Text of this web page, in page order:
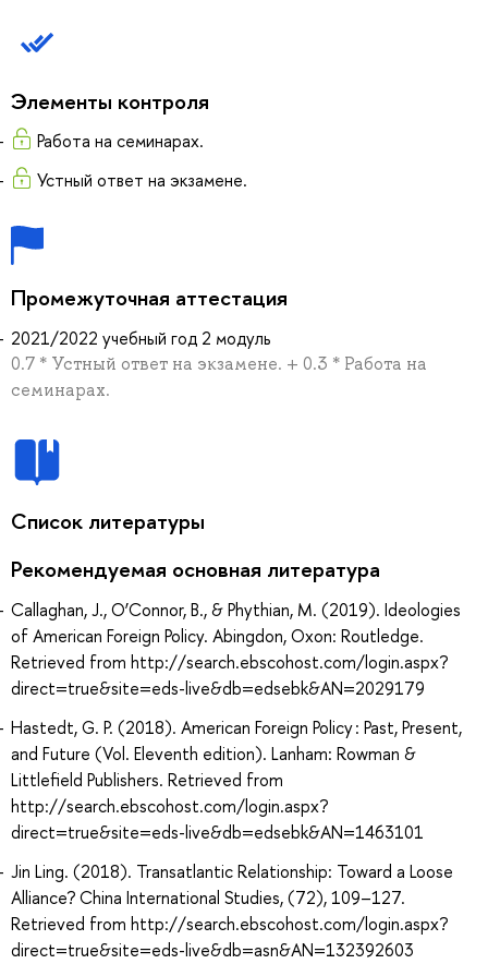
Элементы контроля
Работа на семинарах.
Устный ответ на экзамене.
Промежуточная аттестация
2021/2022 учебный год 2 модуль
0.7 * Устный ответ на экзамене. + 0.3 * Работа на
семинарах.
Список литературы
Рекомендуемая основная литература
Callaghan, J., O’Connor, B., & Phythian, M. (2019). Ideologies
of American Foreign Policy. Abingdon, Oxon: Routledge.
Retrieved from http://search.ebscohost.com/login.aspx?
direct=true&site=eds-live&db=edsebk&AN=2029179
Hastedt, G. P. (2018). American Foreign Policy : Past, Present,
and Future (Vol. Eleventh edition). Lanham: Rowman &
Littlefield Publishers. Retrieved from
http://search.ebscohost.com/login.aspx?
direct=true&site=eds-live&db=edsebk&AN=1463101
Jin Ling. (2018). Transatlantic Relationship: Toward a Loose
Alliance? China International Studies, (72), 109–127.
Retrieved from http://search.ebscohost.com/login.aspx?
direct=true&site=eds-live&db=asn&AN=132392603